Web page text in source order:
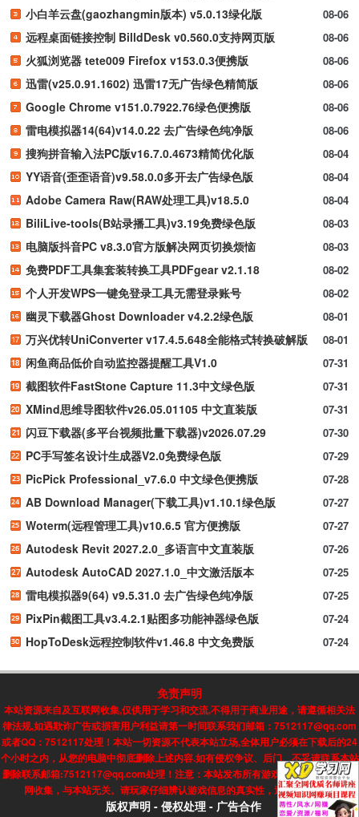
08-06
小白羊云盘(gaozhangmin版本) v5.0.13绿化版
08-06
远程桌面链接控制 BilldDesk v0.560.0支持网页版
08-06
火狐浏览器 tete009 Firefox v153.0.3便携版
08-06
迅雷(v25.0.91.1602) 迅雷17无广告绿色精简版
08-06
Google Chrome v151.0.7922.76绿色便携版
08-06
雷电模拟器14(64)v14.0.22 去广告绿色纯净版
08-04
搜狗拼音输入法PC版v16.7.0.4673精简优化版
08-04
YY语音(歪歪语音)v9.58.0.0多开去广告绿色版
08-04
Adobe Camera Raw(RAW处理工具)v18.5.0
08-03
BiliLive-tools(B站录播工具)v3.19免费绿色版
08-03
电脑版抖音PC v8.3.0官方版解决网页切换烦恼
08-02
免费PDF工具集套装转换工具PDFgear v2.1.18
08-02
个人开发WPS一键免登录工具无需登录账号
08-01
幽灵下载器Ghost Downloader v4.2.2绿色版
08-01
万兴优转UniConverter v17.4.5.648全能格式转换破解版
07-31
闲鱼商品低价自动监控器提醒工具V1.0
07-31
截图软件FastStone Capture 11.3中文绿色版
07-31
XMind思维导图软件v26.05.01105 中文直装版
07-30
闪豆下载器(多平台视频批量下载器)v2026.07.29
07-29
PC手写签名设计生成器V2.0免费绿色版
07-28
PicPick Professional_v7.6.0 中文绿色便携版
07-27
AB Download Manager(下载工具)v1.10.1绿色版
07-27
Woterm(远程管理工具)v10.6.5 官方便携版
07-26
Autodesk Revit 2027.2.0_多语言中文直装版
07-25
Autodesk AutoCAD 2027.1.0_中文激活版本
07-25
雷电模拟器9(64) v9.5.31.0 去广告绿色纯净版
07-24
PixPin截图工具v3.4.2.1贴图多功能神器绿色版
07-24
HopToDesk远程控制软件v1.46.8 中文免费版
免责声明
本站资源来自及互联网收集,仅供用于学习和交流,不得用于商业用途，请遵循相关法
律法规,如遇欺诈广告或损害用户利益请第一时间联系我们邮箱：7512117@qq.com
或者QQ：7512117处理！本站一切资源不代表本站立场,全体用户必须在下载后的24
个小时之内，从您的电脑中彻底删除上述内容.如有侵权争议、后门、不妥请联系本站
删除联系邮箱:7512117@qq.com处理！注意：本站发布所有游戏信息，均来自互联
网收集，与本站无关。请玩家仔细辨认游戏信息的真实性，避免上当受骗!
版权声明 - 侵权处理 - 广告合作